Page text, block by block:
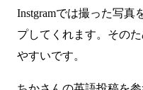
Instgramでは撮った写真
プしてくれます。その
やすいです。